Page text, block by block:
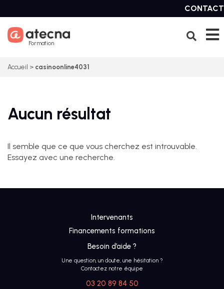
to
content
CONTACT
Formation
Accueil > casinoonline4031
Aucun résultat
Il semble que ce que vous cherchez est introuvable.
Essayez avec une recherche.
Intervenants
Financements formations
Besoin d’aide ?
Une question, un doute, une hésitation ?
Contactez notre équipe
03 20 89 84 50